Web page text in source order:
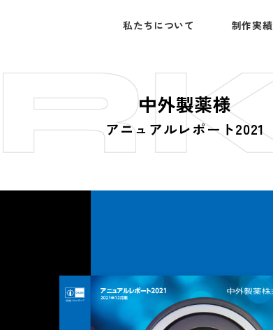
私たちについて 制作実績
中外製薬様
アニュ アルレポー ト2021